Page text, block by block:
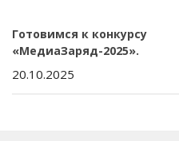
Готовимся к конкурсу
«МедиаЗаряд-2025».
20.10.2025